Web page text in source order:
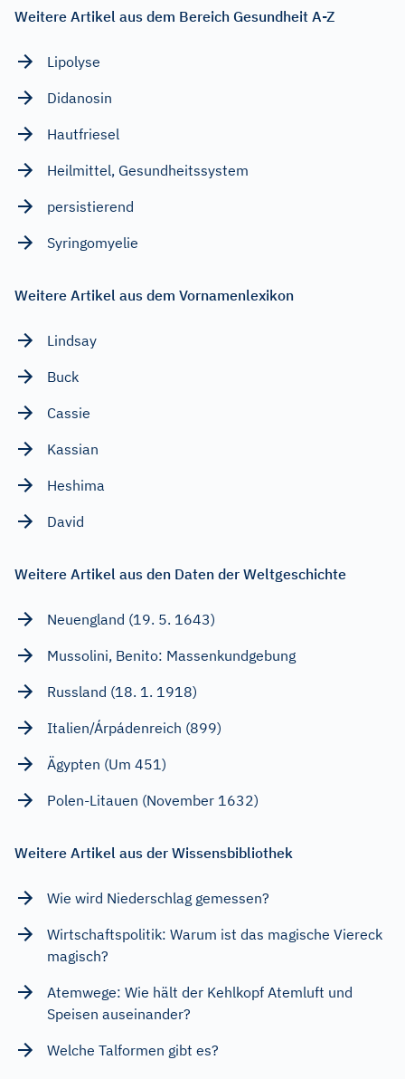
Weitere Artikel aus dem Bereich Gesundheit A-Z
Lipolyse
Didanosin
Hautfriesel
Heilmittel, Gesundheitssystem
persistierend
Syringomyelie
Weitere Artikel aus dem Vornamenlexikon
Lindsay
Buck
Cassie
Kassian
Heshima
David
Weitere Artikel aus den Daten der Weltgeschichte
Neuengland (19. 5. 1643)
Mussolini, Benito: Massenkundgebung
Russland (18. 1. 1918)
Italien/Árpádenreich (899)
Ägypten (Um 451)
Polen-Litauen (November 1632)
Weitere Artikel aus der Wissensbibliothek
Wie wird Niederschlag gemessen?
Wirtschaftspolitik: Warum ist das magische Viereck
magisch?
Atemwege: Wie hält der Kehlkopf Atemluft und
Speisen auseinander?
Welche Talformen gibt es?